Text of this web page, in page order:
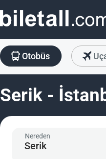
Otobüs
Serik -
Nereden